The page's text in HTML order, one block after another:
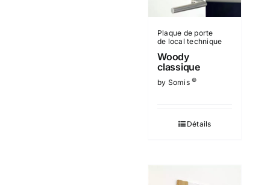
Plaque de porte
de local technique
Woody
classique
by Somis©
Détails